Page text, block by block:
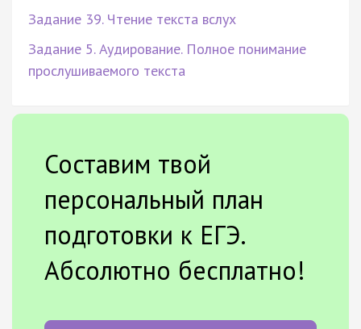
Задание 39. Чтение текста вслух
Задание 5. Аудирование. Полное понимание
прослушиваемого текста
Составим твой
персональный план
подготовки к ЕГЭ.
Абсолютно бесплатно!